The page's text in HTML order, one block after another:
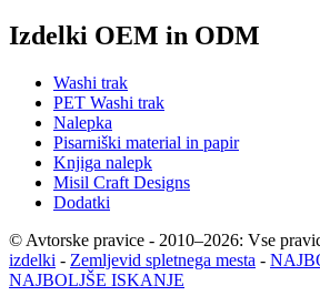
Izdelki OEM in ODM
Washi trak
PET Washi trak
Nalepka
Pisarniški material in papir
Knjiga nalepk
Misil Craft Designs
Dodatki
© Avtorske pravice - 2010–2026: Vse
izdelki - Zemljevid spletnega mesta -
NAJBOLJŠE ISKANJE